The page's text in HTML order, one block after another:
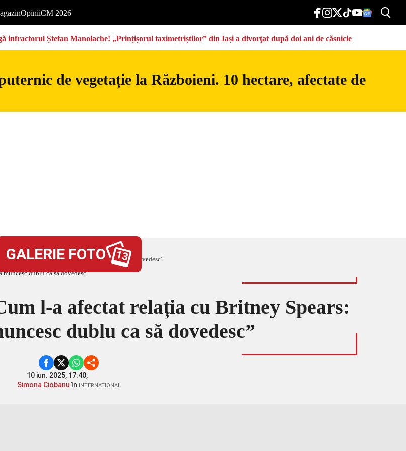
OpiniiCM 2026
infractorul Ștefan Manolache! „Prințișorul taximetriștilor” din Iași a divorţat după doi ani de căsnicie
de vegetație la Războieni. 10 hectare, afectate de
Spears: „Trebuia să muncesc dublu ca să dovedesc”
GALERIE FOTO 13
l-a afectat relația cu Britney Spears:
dublu ca să dovedesc”
10 iun. 2025, 17:40,
Simona Ciobanuîn INTERNATIONAL